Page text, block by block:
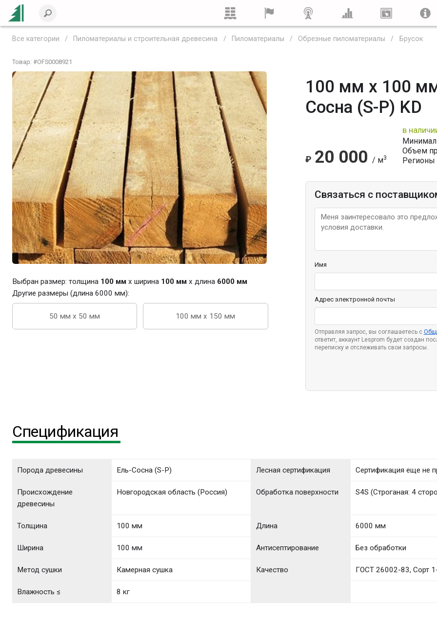
Все категории Пиломатериалы и строительная древесина Пиломатериалы Обрезные пиломатериалы Брусок
Товар: #OFS0008921
Выбран размер: толщина 100 мм x ширина 100 мм x длина 6000 мм
Другие размеры (длина 6000 мм):
50 мм x 50 мм 100 мм x 150 мм
100 мм x 100
Сосна (S-P) KD
₽ 20 000 / м3
в
Объем
Регионы
Связаться с
Имя
Адрес электронной почты
Отправляя запрос, вы соглашаетесь с
ответит, аккаунт Lesprom будет создан
переписку и отслеживать свои запросы.
Спецификация
Порода древесины Ель-Сосна (S-P) Лесная сертификация Сертификация еще не
Происхождение
древесины
Новгородская область (Россия) Обработка поверхности S4S (Строганая: 4
Толщина 100 мм Длина 6000 мм
Ширина 100 мм Антисептирование Без обработки
Метод сушки Камерная сушка Качество ГОСТ 26002-83, Сорт
Влажность ≤ 8 кг